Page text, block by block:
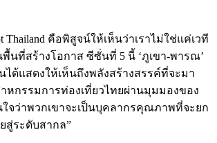
Thailand คือพิสูจน์ให้เห็นว่าเราไม่ใช่แค่เวที
พื้นที่สร้างโอกาส ซีซั่นที่ 5 นี้ ‘ภูเขา-พารณ’
ได้แสดงให้เห็นถึงพลังสร้างสรรค์ที่จะมา
หกรรมการท่องเที่ยวไทยผ่านมุมมองของ
จว่าพวกเขาจะเป็นบุคลากรคุณภาพที่จะยก
สู่ระดับสากล”